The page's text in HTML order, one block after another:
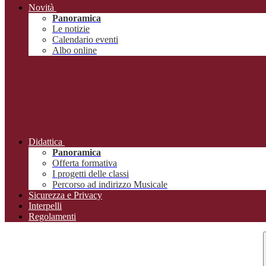
Novità
Panoramica
Le notizie
Calendario eventi
Albo online
Didattica
Panoramica
Offerta formativa
I progetti delle classi
Percorso ad indirizzo Musicale
Sicurezza e Privacy
Interpelli
Regolamenti